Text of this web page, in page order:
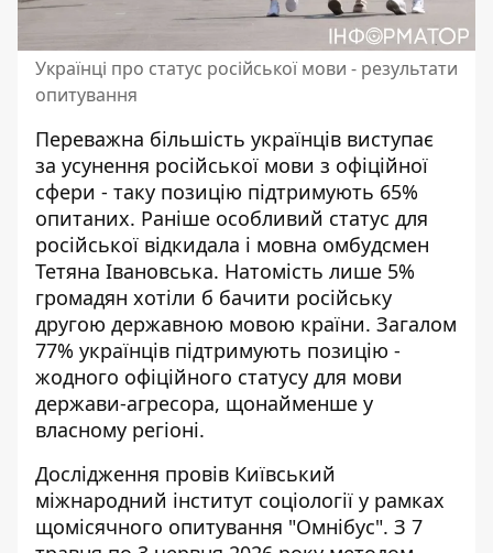
Українці про статус російської мови - результати
опитування
Переважна більшість українців виступає
за усунення російської мови з офіційної
сфери - таку позицію підтримують 65%
опитаних. Раніше особливий статус для
російської відкидала і мовна омбудсмен
Тетяна Івановська. Натомість лише 5%
громадян хотіли б бачити російську
другою державною мовою країни. Загалом
77% українців підтримують позицію -
жодного офіційного статусу для мови
держави-агресора, щонайменше у
власному регіоні.
Дослідження провів Київський
міжнародний інститут соціології у рамках
щомісячного опитування "Омнібус". З 7